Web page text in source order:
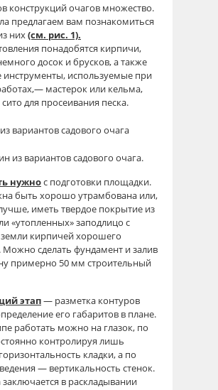
конструкций очагов множество.
предлагаем вам познакомиться
них(см. рис. 1).
понадобятся кирпичи,
досок и брусков, а также
используемые при
мастерок или кельма,
для просеивания песка.
из вариантов садового очага.
нужнос подготовки площадки.
быть хорошо утрамбована или,
иметь твердое покрытие из
«утопленных» заподлицо с
кирпичей хорошего
Можно сделать фундамент и залив
примерно 50 мм строительный
этап— разметка контуров
его габаритов в плане.
работать можно на глазок, по
контролируя лишь
кладки, а по
— вертикальность стенок.
заключается в раскладывании